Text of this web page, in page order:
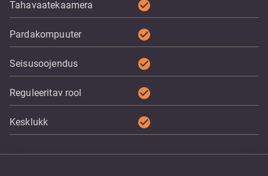
Tahavaatekaamera check_circle
Pardakompuuter check_circle
Seisusoojendus check_circle
Reguleeritav rool check_circle
Kesklukk check_circle